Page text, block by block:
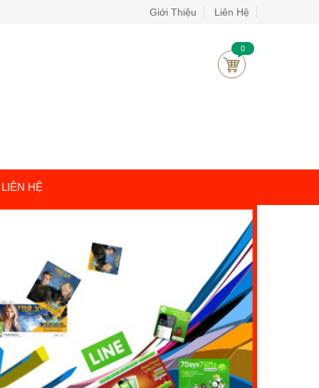
Giới Thiệu Liên Hệ
0
LIÊN HỆ